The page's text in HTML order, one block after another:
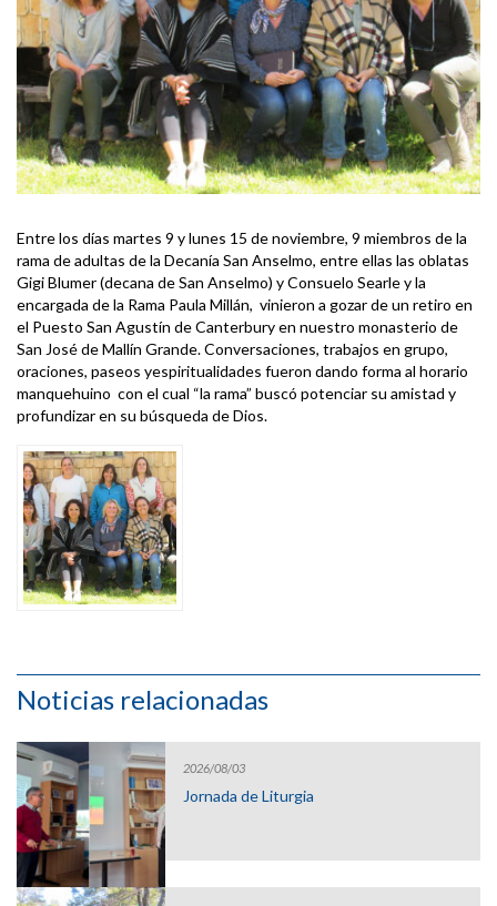
Entre los días martes 9 y lunes 15 de noviembre, 9 miembros de la
rama de adultas de la Decanía San Anselmo, entre ellas las oblatas
Gigi Blumer (decana de San Anselmo) y Consuelo Searle y la
encargada de la Rama Paula Millán, vinieron a gozar de un retiro en
el Puesto San Agustín de Canterbury en nuestro monasterio de
San José de Mallín Grande. Conversaciones, trabajos en grupo,
oraciones, paseos yespiritualidades fueron dando forma al horario
manquehuino con el cual “la rama” buscó potenciar su amistad y
profundizar en su búsqueda de Dios.
Noticias relacionadas
2026/08/03
Jornada de Liturgia